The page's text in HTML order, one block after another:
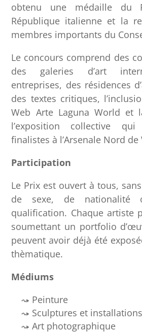
obtenu une médaille du
République italienne et la
membres importants du
Le concours comprend des
des galeries d’art
entreprises, des résidences
des textes critiques,
Web Arte Laguna World et
l’exposition collective
finalistes à l’Arsenale Nord
Participation
Le Prix est ouvert à tous,
de sexe, de nationalité
qualification. Chaque artiste
soumettant un portfolio
peuvent avoir déjà été
thèmatique.
Médiums
Peinture
Sculptures et installations
Art photographique